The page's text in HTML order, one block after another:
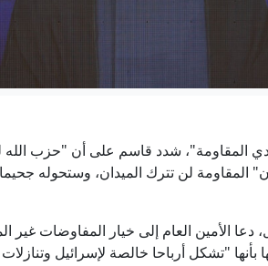
إيران.. ترمب يؤكد السيطرة
المقاومة"، شدد قاسم على أن "حزب
الأمين العام إلى خيار المفاوضات غير
"تشكل أرباحا خالصة لإسرائيل